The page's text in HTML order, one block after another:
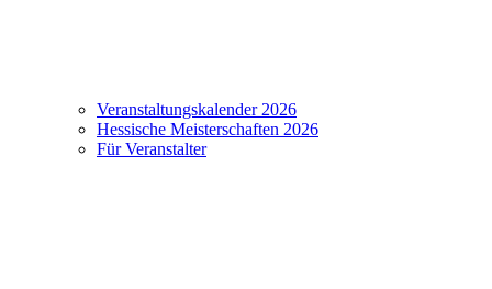
Veranstaltungskalender 2026
Hessische Meisterschaften 2026
Für Veranstalter